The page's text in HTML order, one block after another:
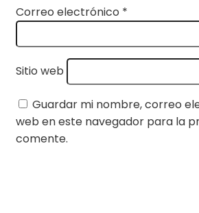
Correo electrónico *
Sitio web
Guardar mi nombre, correo
web en este navegador para la
comente.